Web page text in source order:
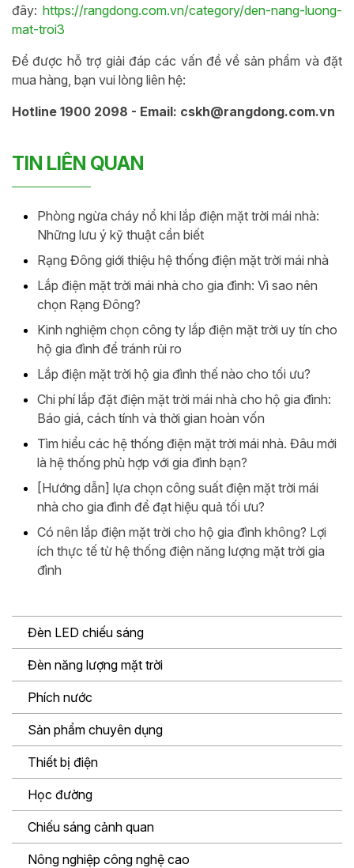
đây: https://rangdong.com.vn/category/den-nang-luong-
mat-troi3
Để được hỗ trợ giải đáp các vấn đề về sản phẩm và đặt
mua hàng, bạn vui lòng liên hệ:
Hotline 1900 2098 - Email: cskh@rangdong.com.vn
TIN LIÊN QUAN
Phòng ngừa cháy nổ khi lắp điện mặt trời mái nhà:
Những lưu ý kỹ thuật cần biết
Rạng Đông giới thiệu hệ thống điện mặt trời mái nhà
Lắp điện mặt trời mái nhà cho gia đình: Vì sao nên
chọn Rạng Đông?
Kinh nghiệm chọn công ty lắp điện mặt trời uy tín cho
hộ gia đình để tránh rủi ro
Lắp điện mặt trời hộ gia đình thế nào cho tối ưu?
Chi phí lắp đặt điện mặt trời mái nhà cho hộ gia đình:
Báo giá, cách tính và thời gian hoàn vốn
Tìm hiểu các hệ thống điện mặt trời mái nhà. Đâu mới
là hệ thống phù hợp với gia đình bạn?
[Hướng dẫn] lựa chọn công suất điện mặt trời mái
nhà cho gia đình để đạt hiệu quả tối ưu?
Có nên lắp điện mặt trời cho hộ gia đình không? Lợi
ích thực tế từ hệ thống điện năng lượng mặt trời gia
đình
Đèn LED chiếu sáng
Đèn năng lượng mặt trời
Phích nước
Sản phẩm chuyên dụng
Thiết bị điện
Học đường
Chiếu sáng cảnh quan
Nông nghiệp công nghệ cao